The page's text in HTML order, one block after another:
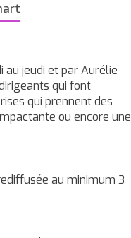
au jeudi et par Aurélie
qui font
qui prennent des
ou encore une
au minimum 3